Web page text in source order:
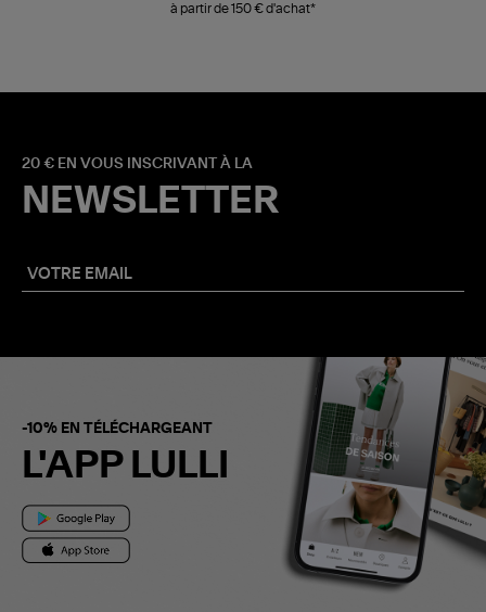
à partir de 150 € d'achat*
20 € EN VOUS INSCRIVANT À LA
NEWSLETTER
-10% EN TÉLÉCHARGEANT
L'APP LULLI